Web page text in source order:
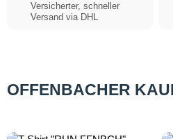
Versicherter, schneller
Versand via DHL
OFFENBACHER